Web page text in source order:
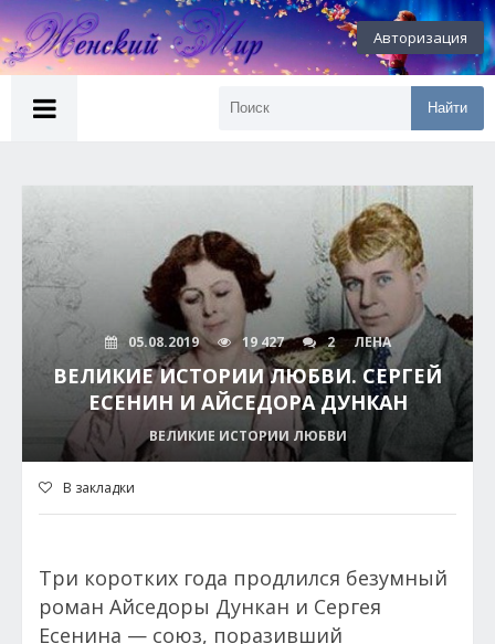
Авторизация
Найти
05.08.2019 19 427 2 ЛЕНА
ВЕЛИКИЕ ИСТОРИИ ЛЮБВИ. СЕРГЕЙ
ЕСЕНИН И АЙСЕДОРА ДУНКАН
ВЕЛИКИЕ ИСТОРИИ ЛЮБВИ
В закладки
Три коротких года продлился безумный
роман Айседоры Дункан и Сергея
Есенина — союз, поразивший